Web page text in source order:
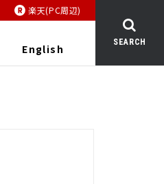
楽天(PC周辺)
English SEARCH